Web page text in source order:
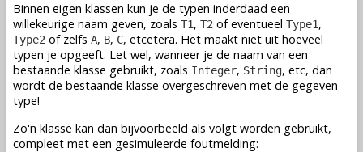
Binnen eigen klassen kun je de typen inderdaad een
willekeurige naam geven, zoals T1, T2 of eventueel Type1,
Type2 of zelfs A, B, C, etcetera. Het maakt niet uit hoeveel
typen je opgeeft. Let wel, wanneer je de naam van een
bestaande klasse gebruikt, zoals Integer, String, etc, dan
wordt de bestaande klasse overgeschreven met de gegeven
type!
Zo'n klasse kan dan bijvoorbeeld als volgt worden gebruikt,
compleet met een gesimuleerde foutmelding: